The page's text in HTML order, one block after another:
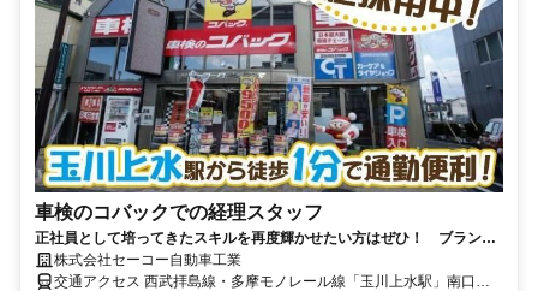
車検のコバックでの経理スタッフ
正社員として培ってきたスキルを再度輝かせたい方はぜひ！ ブランク
OK 40代以上、中高年世代活躍中！
株式会社セーコー自動車工業
交通アクセス 西武拝島線・多摩モノレール線「玉川上水駅」南口よ